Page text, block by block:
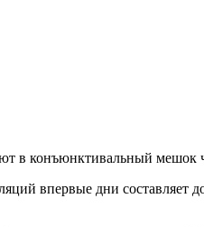
в конъюнктивальный
впервые дни составляет